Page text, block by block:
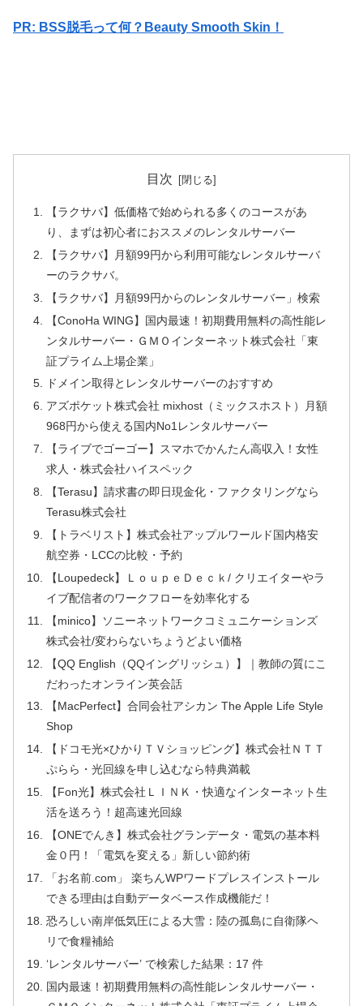
PR: BSS脱毛って何？Beauty Smooth Skin！
目次
【ラクサバ】低価格で始められる多くのコースがあ
り、まずは初心者におススメのレンタルサーバー
【ラクサバ】月額99円から利用可能なレンタルサーバ
ーのラクサバ。
【ラクサバ】月額99円からのレンタルサーバー」検索
【ConoHa WING】国内最速！初期費用無料の高性能レ
ンタルサーバー・ＧＭＯインターネット株式会社「東
証プライム上場企業」
ドメイン取得とレンタルサーバーのおすすめ
アズポケット株式会社 mixhost（ミックスホスト）月額
968円から使える国内No1レンタルサーバー
【ライブでゴーゴー】スマホでかんたん高収入！女性
求人・株式会社ハイスペック
【Terasu】請求書の即日現金化・ファクタリングなら
Terasu株式会社
【トラベリスト】株式会社アップルワールド国内格安
航空券・LCCの比較・予約
【Loupedeck】ＬｏｕｐｅＤｅｃｋ/ クリエイターやラ
イブ配信者のワークフローを効率化する
【minico】ソニーネットワークコミュニケーションズ
株式会社/変わらないちょうどよい価格
【QQ English（QQイングリッシュ）】｜教師の質にこ
だわったオンライン英会話
【MacPerfect】合同会社アシカン The Apple Life Style
Shop
【ドコモ光×ひかりＴＶショッピング】株式会社ＮＴＴ
ぷらら・光回線を申し込むなら特典満載
【Fon光】株式会社ＬＩＮＫ・快適なインターネット生
活を送ろう！超高速光回線
【ONEでんき】株式会社グランデータ・電気の基本料
金０円！「電気を変える」新しい節約術
「お名前.com」 楽ちんWPワードプレスインストール
できる理由は自動データベース作成機能だ！
恐ろしい南岸低気圧による大雪：陸の孤島に自衛隊ヘ
リで食糧補給
‘レンタルサーバー’ で検索した結果：17 件
国内最速！初期費用無料の高性能レンタルサーバー・